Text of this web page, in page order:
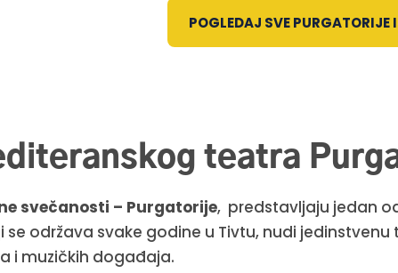
POGLEDAJ SVE PURGATORIJE
teatra
svečanosti – Purgatorije, predstavljaju jedan
se održava svake godine u Tivtu, nudi
i muzičkih događaja.